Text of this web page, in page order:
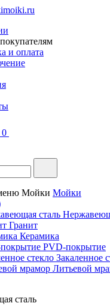
и оплата
0
Мойки Мойки
Гранит
Керамика
PVD-покрытие
Закаленное
Литьевой